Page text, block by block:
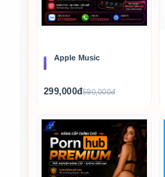
Apple Music
299,000đ590,000đ